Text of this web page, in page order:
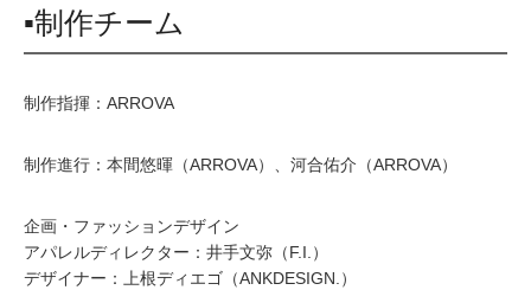
▪制作チーム
制作指揮：ARROVA
制作進行：本間悠暉（ARROVA）、河合佑介（ARROVA）
企画・ファッションデザイン
アパレルディレクター：井手文弥（F.I.）
デザイナー：上根ディエゴ（ANKDESIGN.）